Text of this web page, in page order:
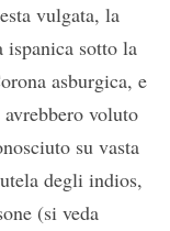
vulgata, la
ispanica sotto la
asburgica, e
voluto
su vasta
degli indios,
(si veda